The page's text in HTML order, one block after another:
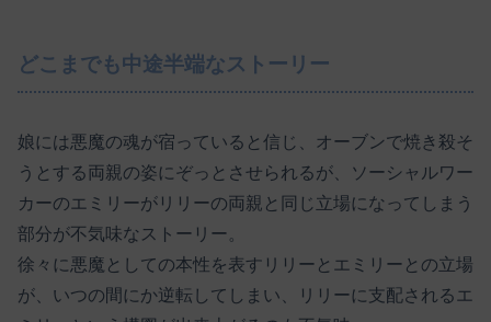
どこまでも中途半端なストーリー
娘には悪魔の魂が宿っていると信じ、オーブンで焼き殺そ
うとする両親の姿にぞっとさせられるが、ソーシャルワー
カーのエミリーがリリーの両親と同じ立場になってしまう
部分が不気味なストーリー。
徐々に悪魔としての本性を表すリリーとエミリーとの立場
が、いつの間にか逆転してしまい、リリーに支配されるエ